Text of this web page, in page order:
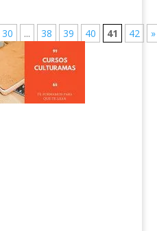
30 ... 38 39 40 41 42 »